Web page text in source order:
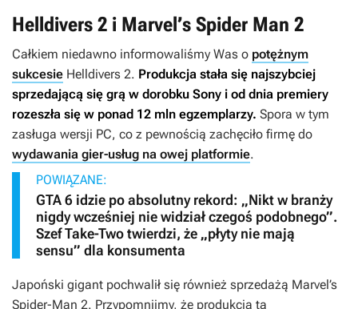
Helldivers 2 i Marvel’s Spider Man 2
Całkiem niedawno informowaliśmy Was o potężnym
sukcesie Helldivers 2. Produkcja stała się najszybciej
sprzedającą się grą w dorobku Sony i od dnia premiery
rozeszła się w ponad 12 mln egzemplarzy. Spora w tym
zasługa wersji PC, co z pewnością zachęciło firmę do
wydawania gier-usług na owej platformie.
POWIĄZANE:
GTA 6 idzie po absolutny rekord: „Nikt w branży
nigdy wcześniej nie widział czegoś podobnego”.
Szef Take-Two twierdzi, że „płyty nie mają
sensu” dla konsumenta
Japoński gigant pochwalił się również sprzedażą Marvel’s
Spider-Man 2. Przypomnijmy, że produkcja ta